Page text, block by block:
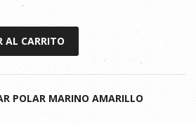
AL CARRITO
POLAR MARINO AMARILLO